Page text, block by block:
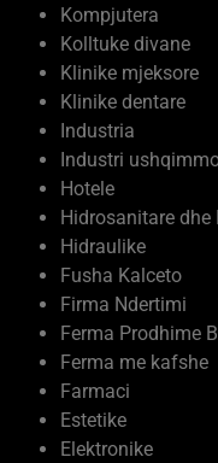
Kompjutera
Kolltuke divane
Klinike mjeksore
Klinike dentare
Industria
Industri
Hotele
Hidrosanitare dhe
Hidraulike
Fusha Kalceto
Firma Ndertimi
Ferma Prodhime
Ferma me kafshe
Farmaci
Estetike
Elektronike